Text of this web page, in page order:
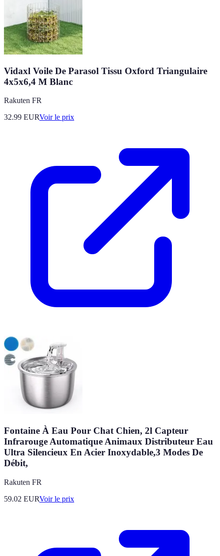
Vidaxl Voile De Parasol Tissu Oxford Triangulaire
4x5x6,4 M Blanc
Rakuten FR
32.99 EURVoir le prix
Fontaine À Eau Pour Chat Chien, 2l Capteur
Infrarouge Automatique Animaux Distributeur Eau
Ultra Silencieux En Acier Inoxydable,3 Modes De
Débit,
Rakuten FR
59.02 EURVoir le prix